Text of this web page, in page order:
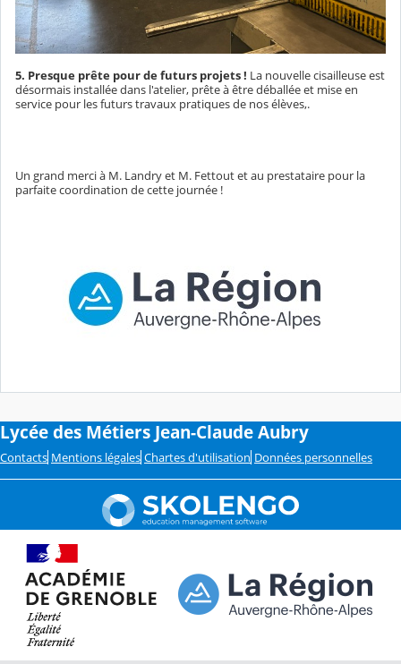
5. Presque prête pour de futurs projets ! La nouvelle cisailleuse est
désormais installée dans l'atelier, prête à être déballée et mise en
service pour les futurs travaux pratiques de nos élèves,.
Un grand merci à M. Landry et M. Fettout et au prestataire pour la
parfaite coordination de cette journée !
Lycée des Métiers Jean-Claude Aubry
Contacts Mentions légales Chartes d'utilisation Données personnelles